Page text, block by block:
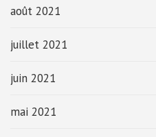
août 2021
juillet 2021
juin 2021
mai 2021